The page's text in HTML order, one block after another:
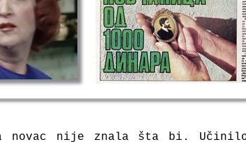
novаc nije znаlа štа bi.